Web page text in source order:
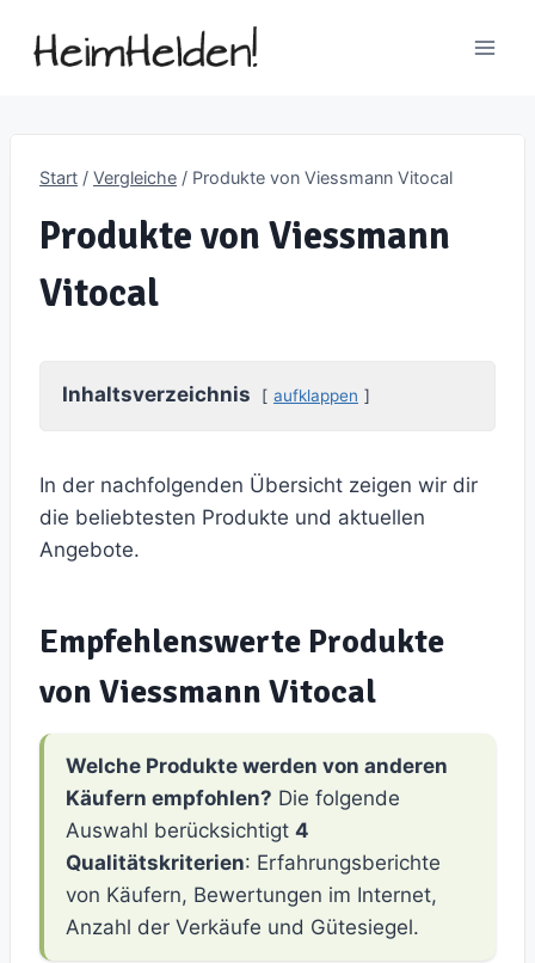
Inhalt
Start / Vergleiche / Produkte von Viessmann Vitocal
Produkte von Viessmann
Vitocal
Inhaltsverzeichnis aufklappen
In der nachfolgenden Übersicht zeigen wir dir
die beliebtesten Produkte und aktuellen
Angebote.
Empfehlenswerte Produkte
von Viessmann Vitocal
Welche Produkte werden von anderen
Käufern empfohlen? Die folgende
Auswahl berücksichtigt 4
Qualitätskriterien: Erfahrungsberichte
von Käufern, Bewertungen im Internet,
Anzahl der Verkäufe und Gütesiegel.